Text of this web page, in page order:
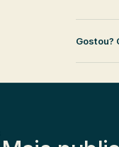
Gostou?